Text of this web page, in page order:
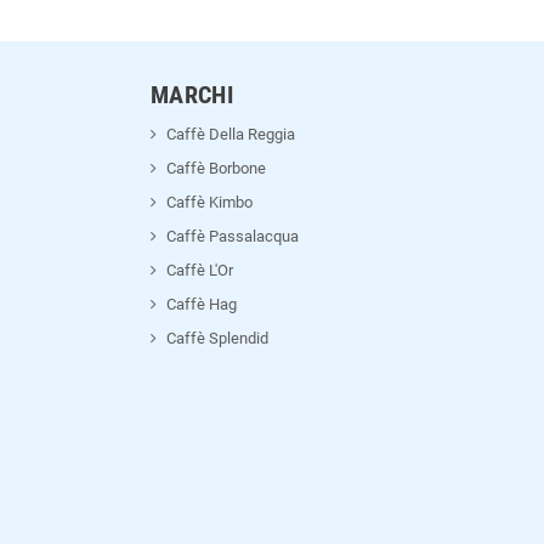
MARCHI
Caffè Della Reggia
Caffè Borbone
Caffè Kimbo
Caffè Passalacqua
Caffè L'Or
Caffè Hag
Caffè Splendid